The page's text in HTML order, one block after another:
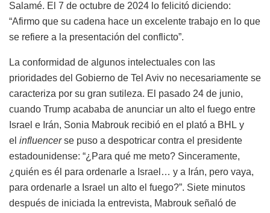
Salamé. El 7 de octubre de 2024 lo felicitó diciendo:
“Afirmo que su cadena hace un excelente trabajo en lo que
se refiere a la presentación del conflicto”.
La conformidad de algunos intelectuales con las
prioridades del Gobierno de Tel Aviv no necesariamente se
caracteriza por su gran sutileza. El pasado 24 de junio,
cuando Trump acababa de anunciar un alto el fuego entre
Israel e Irán, Sonia Mabrouk recibió en el plató a BHL y
el influencerse puso a despotricar contra el presidente
estadounidense: “¿Para qué me meto? Sinceramente,
¿quién es él para ordenarle a Israel… y a Irán, pero vaya,
para ordenarle a Israel un alto el fuego?”. Siete minutos
después de iniciada la entrevista, Mabrouk señaló de